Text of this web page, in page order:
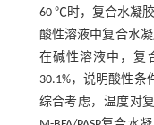
60 ℃时，复合水凝
酸性溶液中复合水凝
在碱性溶液中，复
30.1%，说明酸性条
综合考虑，温度对